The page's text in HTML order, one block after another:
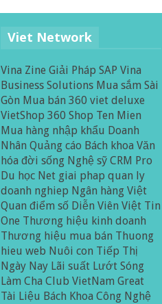
Viet Network
Vina Zine Giải Pháp SAP Vina
Business Solutions Mua sắm Sài
Gòn Mua bán 360 viet deluxe
VietShop 360 Shop Ten Mien
Mua hàng nhập khẩu Doanh
Nhân Quảng cáo Bách khoaVăn
hóa đời sống Nghệ sỹ CRM Pro
Du học Net giai phap quan ly
doanh nghiep Ngân hàng Việt
Quan điểm số Diễn Viên Việt Tin
One Thương hiệu kinh doanh
Thương hiệu mua bán Thuong
hieu web Nuôi con Tiếp Thị
Ngày Nay Lãi suất Lướt Sóng
Làm Cha Club VietNam Great
Tài Liệu Bách Khoa Công Nghệ